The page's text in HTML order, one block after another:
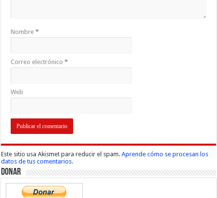
Nombre*
Correo electrónico*
Web
Este sitio usa Akismet para reducir el spam.Aprende cómo se procesan los
datos de tus comentarios.
Donar